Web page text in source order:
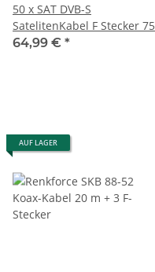
50 x SAT DVB-S
SatelitenKabel F Stecker 75
Ohm für Satellit LNB
64,99 € *
AUF LAGER